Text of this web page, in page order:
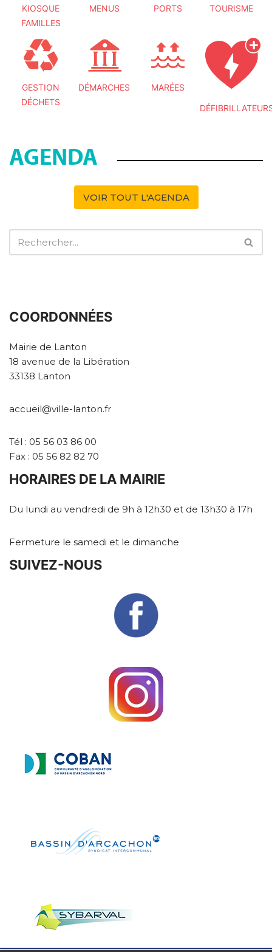
KIOSQUE
FAMILLES
MENUS PORTS TOURISME
GESTION
DÉCHETS
DÉMARCHES MARÉES
AGENDA
VOIR TOUT L'AGENDA
COORDONNÉES
Mairie de Lanton
18 avenue de la Libération
33138 Lanton
accueil@ville-lanton.fr
Tél : 05 56 03 86 00
Fax : 05 56 82 82 70
HORAIRES DE LA MAIRIE
Du lundi au vendredi de 9h à 12h30 et de 13h30 à 17h
Fermeture le samedi et le dimanche
SUIVEZ-NOUS